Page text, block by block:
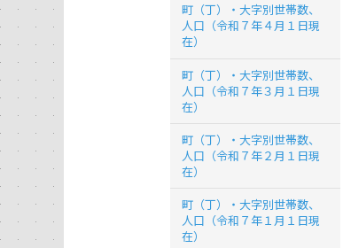
町（丁）・大字別世帯数、
人口（令和７年４月１日現
在）
町（丁）・大字別世帯数、
人口（令和７年３月１日現
在）
町（丁）・大字別世帯数、
人口（令和７年２月１日現
在）
町（丁）・大字別世帯数、
人口（令和７年１月１日現
在）